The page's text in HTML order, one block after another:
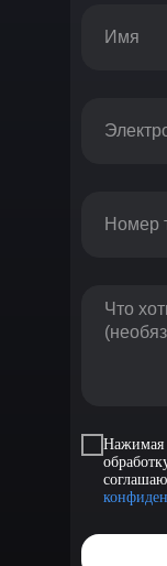
Нажимая